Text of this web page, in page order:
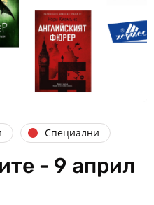
Специални
- 9 април